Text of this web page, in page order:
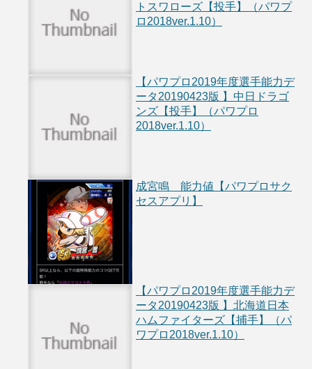
トスワローズ【投手】（パワプ
ロ2018ver.1.10）
【パワプロ2019年度選手能力デ
ータ20190423版 】中日ドラゴ
ンズ【投手】（パワプロ
2018ver.1.10）
成宮鳴 能力値【パワプロサク
セスアプリ】
【パワプロ2019年度選手能力デ
ータ20190423版 】北海道日本
ハムファイターズ【捕手】（パ
ワプロ2018ver.1.10）